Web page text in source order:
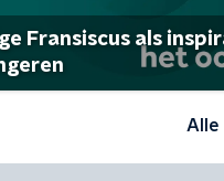
Fransiscus als
Alle